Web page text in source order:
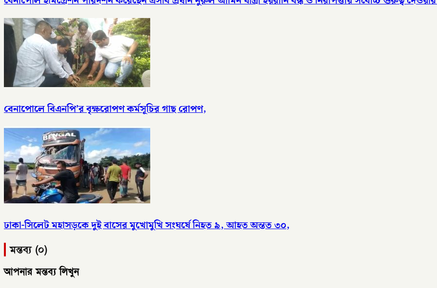
বেনাপোলে বিএনপি’র বৃক্ষরোপণ কর্মসূচির গাছ রোপণ,
ঢাকা-সিলেট মহাসড়কে দুই বাসের মুখোমুখি সংঘর্ষে নিহত ৯, আহত অন্তত ৩০,
মন্তব্য (০)
আপনার মন্তব্য লিখুন